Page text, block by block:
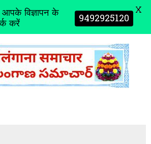
विज्ञापन के
करें 9492925120 X